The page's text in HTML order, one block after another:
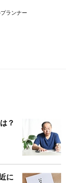
ランナー
？
に